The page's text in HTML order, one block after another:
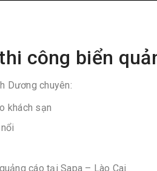
công biển
Dương chuyên:
khách sạn
cáo tại Sapa – Lào Cai